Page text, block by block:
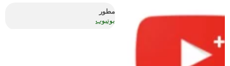
مطور
يوتيوب